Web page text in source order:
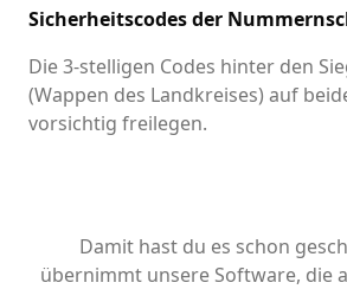
Sicherheitscodes der
Die 3-stelligen Codes hinter den
(Wappen des Landkreises) auf
vorsichtig freilegen.
Damit hast du es schon
übernimmt unsere Software, die